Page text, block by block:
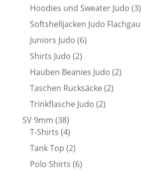
Hoodies und Sweater Judo 33
Softshelljacken Judo Flachgau
Juniors Judo 66
Shirts Judo 22
Produkte
Hauben Beanies Judo 22
Taschen Rucksäcke 22
Trinkflasche Judo 22
SV 9mm 3838
Produkte
T-Shirts 44
Produkte
Tank Top 22
Produkte
Polo Shirts 66